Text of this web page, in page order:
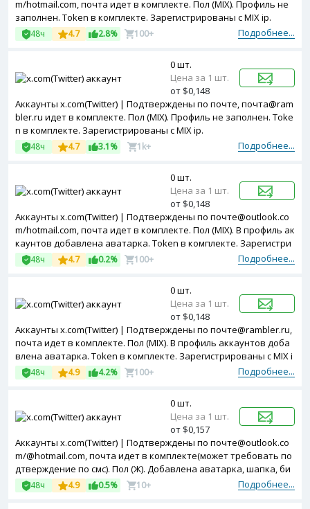
m/hotmail.com, почта идет в комплекте. Пол (MIX). Профиль не
заполнен. Token в комплекте. Зарегистрированы с MIX ip.
Подробнее...
48ч 4.7 2.8% 100+
Аккаунты x.com(Twitter) | Подтверждены по почте, почта@ram
bler.ru идет в комплекте. Пол (MIX). Профиль не заполнен. Toke
n в комплекте. Зарегистрированы с MIX ip.
Подробнее...
48ч 4.7 3.1% 1k+
0 шт.
Цена за 1 шт.
от $0,148
Аккаунты x.com(Twitter) | Подтверждены по почте@outlook.co
m/hotmail.com, почта идет в комплекте. Пол (MIX). В профиль ак
каунтов добавлена аватарка. Token в комплекте. Зарегистри
рованы с MIX ip.
Подробнее...
48ч 4.7 0.2% 100+
0 шт.
Цена за 1 шт.
от $0,148
Аккаунты x.com(Twitter) | Подтверждены по почте@rambler.ru,
почта идет в комплекте. Пол (MIX). В профиль аккаунтов доба
влена аватарка. Token в комплекте. Зарегистрированы с MIX i
p.
Подробнее...
48ч 4.9 4.2% 100+
0 шт.
Цена за 1 шт.
от $0,148
Аккаунты x.com(Twitter) | Подтверждены по почте@outlook.co
m/@hotmail.com, почта идет в комплекте(может требовать по
дтверждение по смс). Пол (Ж). Добавлена аватарка, шапка, би
о, локация, сделан 1 твит. Двухфакторная авторизация включ
ена. Token, Cookies в комплекте. Зарегистрированы с MIX ip.
Подробнее...
48ч 4.9 0.5% 10+
0 шт.
Цена за 1 шт.
от $0,157